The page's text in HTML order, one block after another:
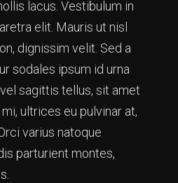
lacus. Vestibulum in
elit. Mauris ut nisl
dignissim velit. Sed a
sodales ipsum id urna
sagittis tellus, sit amet
ultrices eu pulvinar at,
varius natoque
parturient montes,